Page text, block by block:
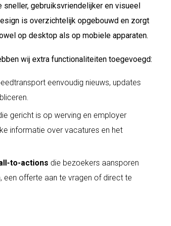
gebruiksvriendelijker en visueel
is overzichtelijk opgebouwd en zorgt
op desktop als op mobiele apparaten.
wij extra functionaliteiten toegevoegd:
eenvoudig nieuws, updates
gericht is op werving en employer
informatie over vacatures en het
to-actions die bezoekers aansporen
offerte aan te vragen of direct te